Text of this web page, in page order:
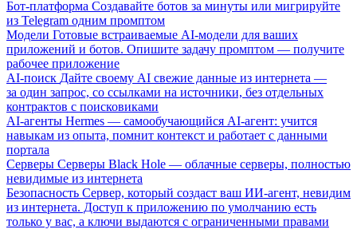
Бот-платформа Создавайте ботов за минуты или мигрируйте
из Telegram одним промптом
Модели Готовые встраиваемые AI-модели для ваших
приложений и ботов. Опишите задачу промптом — получите
рабочее приложение
AI-поиск Дайте своему AI свежие данные из интернета —
за один запрос, со ссылками на источники, без отдельных
контрактов с поисковиками
AI-агенты Hermes — самообучающийся AI-агент: учится
навыкам из опыта, помнит контекст и работает с данными
портала
Серверы Серверы Black Hole — облачные серверы, полностью
невидимые из интернета
Безопасность Сервер, который создаст ваш ИИ-агент, невидим
из интернета. Доступ к приложению по умолчанию есть
только у вас, а ключи выдаются с ограниченными правами